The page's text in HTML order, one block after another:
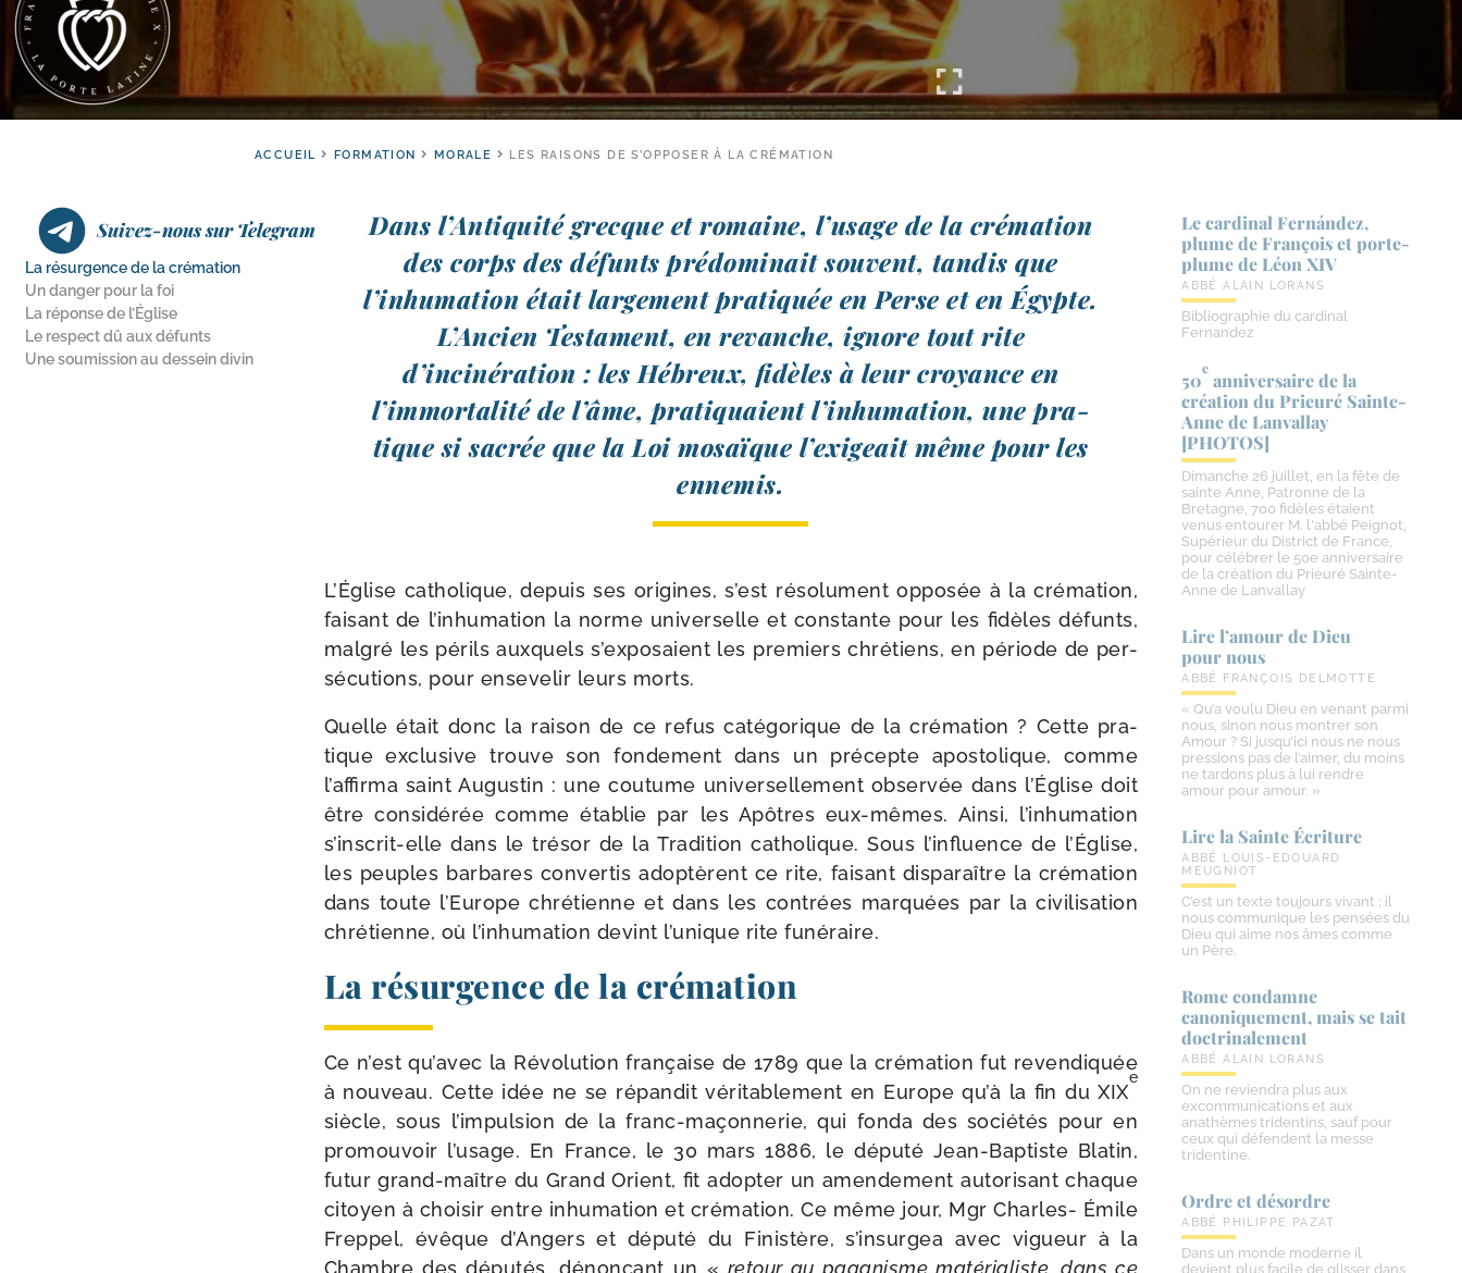
ACCUEIL FORMATION MORALE LES RAISONS DE S’OPPOSER À LA CRÉMATION
Suivez-nous sur Telegram
La résurgence de la crémation
Un danger pour la foi
La réponse de l’Église
Le respect dû aux défunts
Une soumission au dessein divin
Dans l’Antiquité grecque et romaine, l’usage de la cré­ma­tion
des corps des défunts pré­do­mi­nait sou­vent, tan­dis que
l’inhumation était lar­ge­ment pra­ti­quée en Perse et en Égypte.
L’Ancien Testament, en revanche, ignore tout rite
d’incinération : les Hébreux, fidèles à leur croyance en
l’immortalité de l’âme, pra­ti­quaient l’inhumation, une pra­
tique si sacrée que la Loi mosaïque l’exigeait même pour les
ennemis.
L’Église catho­lique, depuis ses ori­gines, s’est réso­lu­ment oppo­sée à la cré­ma­tion,
fai­sant de l’inhumation la norme uni­ver­selle et constante pour les fidèles défunts,
mal­gré les périls aux­quels s’exposaient les pre­miers chré­tiens, en période de per­
sé­cu­tions, pour ense­ve­lir leurs morts.
Quelle était donc la rai­son de ce refus caté­go­rique de la cré­ma­tion ? Cette pra­
tique exclu­sive trouve son fon­de­ment dans un pré­cepte apos­to­lique, comme
l’affirma saint Augustin : une cou­tume uni­ver­sel­le­ment obser­vée dans l’Église doit
être consi­dé­rée comme éta­blie par les Apôtres eux-​mêmes. Ainsi, l’inhumation
s’inscrit-elle dans le tré­sor de la Tradition catho­lique. Sous l’influence de l’Église,
les peuples bar­bares conver­tis ado­ptèrent ce rite, fai­sant dis­pa­raître la cré­ma­tion
dans toute l’Europe chré­tienne et dans les contrées mar­quées par la civi­li­sa­tion
chré­tienne, où l’inhumation devint l’unique rite funéraire.
La résurgence de la crémation
Ce n’est qu’avec la Révolution fran­çaise de 1789 que la cré­ma­tion fut reven­di­quée
à nou­veau. Cette idée ne se répan­dit véri­ta­ble­ment en Europe qu’à la fin du XIX
e
siècle, sous l’impulsion de la franc-​maçonnerie, qui fon­da des socié­tés pour en
pro­mou­voir l’usage. En France, le 30 mars 1886, le dépu­té Jean-​Baptiste Blatin,
futur grand-​maître du Grand Orient, fit adop­ter un amen­de­ment auto­ri­sant chaque
citoyen à choi­sir entre inhu­ma­tion et cré­ma­tion. Ce même jour, Mgr Charles- Émile
Freppel, évêque d’Angers et dépu­té du Finistère, s’insurgea avec vigueur à la
Chambre des dépu­tés, dénon­çant un « retour au paga­nisme maté­ria­liste, dans ce
Le cardinal Fernández,
plume de François et porte-​
plume de Léon XIV
ABBÉ ALAIN LORANS
Bibliographie du cardinal
Fernandez
50
e
anniversaire de la
création du Prieuré Sainte-​
Anne de Lanvallay
[PHOTOS]
Dimanche 26 juillet, en la fête de
sainte Anne, Patronne de la
Bretagne, 700 fidèles étaient
venus entourer M. l'abbé Peignot,
Supérieur du District de France,
pour célébrer le 50e anniversaire
de la création du Prieuré Sainte-
Anne de Lanvallay
Lire l’amour de Dieu
pour nous
ABBÉ FRANÇOIS DELMOTTE
« Qu’a voulu Dieu en venant parmi
nous, sinon nous montrer son
Amour ? Si jusqu’ici nous ne nous
pressions pas de l’aimer, du moins
ne tardons plus à lui rendre
amour pour amour. »
Lire la Sainte Écriture
ABBÉ LOUIS-EDOUARD
MEUGNIOT
C’est un texte toujours vivant ; il
nous communique les pensées du
Dieu qui aime nos âmes comme
un Père.
Rome condamne
canoniquement, mais se tait
doctrinalement
ABBÉ ALAIN LORANS
On ne reviendra plus aux
excommunications et aux
anathèmes tridentins, sauf pour
ceux qui défendent la messe
tridentine.
Ordre et désordre
ABBÉ PHILIPPE PAZAT
Dans un monde moderne il
devient plus facile de glisser dans